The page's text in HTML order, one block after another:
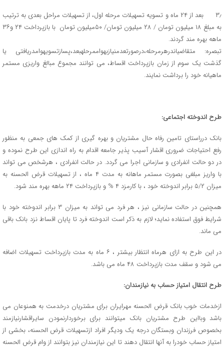
۳٫ بعد از ۲۴ ماه و تسویه تسهیلات مرحله اول، از تسهیلات مراحل بعدی به ترتیب
به مبلغ ۱۸ میلیون تومان / ۲۸ میلیون تومان/ ۵۰میلیون تومان با بازپرداخت ۲۴ و۳۶
ماهه بهره مند گردند.
تبصره: متقاضیاندرهرمرحله،درصورتعدمنیازبهواممرحلهبعد،پسازتسویهوامدریافتی یا
گذشت یک سوم از زمان بازپرداخت اقساط، می توانند مجموع مبالغ واریزی مستمر
ماهیانه خود را برداشت نمایند.
طرح اندوخته اجتماعی:
بانک درراستای تامین رفاه حال مشتریان و بهره گیری از کمک های جمعی به منظور
رفع احتیاجات ضروری اقشار آسیب پذیر جامعه اقدام به راه اندازی این طرح نموده و
در دو حالت انفرادی و سازمانی اجرا می گردد. در حالت انفرادی ، هرشخص می تواند
با واریز مبلغی بصورت مستمر ماهانه به مدت ۴ ماه ، از تسهیلات قرض الحسنه به
میزان ۵/۲ برابر اندوخته خود ، با کارمزد ۴ % و بازپرداخت ۲۴ ماهه بهره مند شود.
همچنین در حالت سازمانی نیز ، هر فرد می تواند به میزان ۳ برابر اندوخته خود با
شرایط فوق استفاده نماید؛ لازم به ذکر است اندوخته فرد تا پایان اقساط نزد بانک باقی
می ماند.
در این طرح به ازای هرماه انتظار بیشتر ، ۶ ماه به مدت بازپرداخت تسهیلات اضافه
می شود و سقف مدت بازپرداخت ۴۸ ماه می باشد.
طرح انتقال امتیاز حساب به نیازمندان:
ازخدمات خوب بانک قرض الحسنه مهرایران برای مشتریان درخدمت به همنوعان می
باشد وبااین طرح مشتریان بانک میتوانند برای برخوردارنمودن سایراقشارنیازمند
بخصوص فرزندان وبستگان درجه یک ودیگر افراد ازتسهیلات قرض الحسنه، بخشی از
امتیاز حساب خودرا به آنها انتقال دهند تا این نیازمندان نیز بتوانند از وام قرض الحسنه